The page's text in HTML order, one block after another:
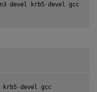
-devel krb5 -devel gcc
krb5 -devel gcc